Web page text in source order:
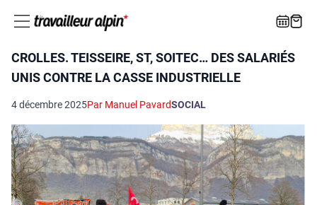
CROLLES. TEISSEIRE, ST, SOITEC… DES SALARIÉS
UNIS CONTRE LA CASSE INDUSTRIELLE
4 décembre 2025Par Manuel PavardSOCIAL